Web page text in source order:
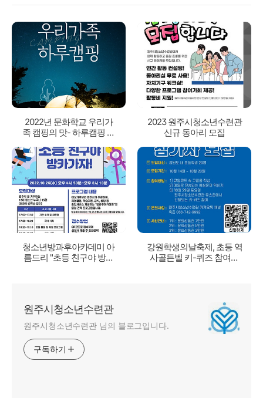
2022년 문화학교 우리가
족 캠핑의 맛- 하루캠핑 참
2023 원주시청소년수련관
신규 동아리 모집
청소년방과후아카데미 아
름드리 "초등 친구야 방카
강원학생의날축제, 초등 역
사골든벨 키-퀴즈 참여자
원주시청소년수련관
원주시청소년수련관 님의 블로그입니다.
구독하기